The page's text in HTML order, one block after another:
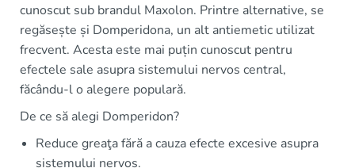
cunoscut sub brandul Maxolon. Printre alternative, se
regăsește și Domperidona, un alt antiemetic utilizat
frecvent. Acesta este mai puțin cunoscut pentru
efectele sale asupra sistemului nervos central,
făcându-l o alegere populară.
De ce să alegi Domperidon?
Reduce greaţa fără a cauza efecte excesive asupra
sistemului nervos.